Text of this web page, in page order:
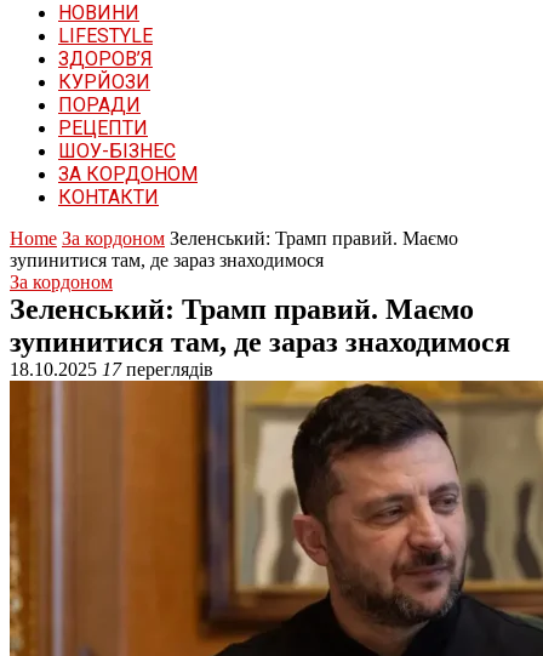
НОВИНИ
LIFESTYLE
ЗДОРОВ’Я
КУРЙОЗИ
ПОРАДИ
РЕЦЕПТИ
ШОУ-БІЗНЕС
ЗА КОРДОНОМ
КОНТАКТИ
Home За кордоном Зеленський: Трамп правий. Маємо
зупинитися там, де зараз знаходимося
За кордоном
Зеленський: Трамп правий. Маємо
зупинитися там, де зараз знаходимося
18.10.2025 17переглядів